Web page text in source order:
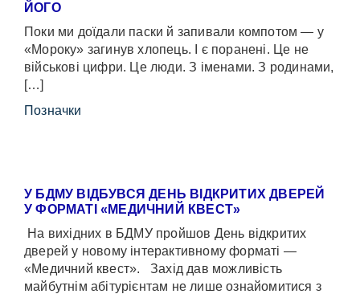
ЙОГО
Поки ми доїдали паски й запивали компотом — у
«Мороку» загинув хлопець. І є поранені. Це не
військові цифри. Це люди. З іменами. З родинами,
[…]
Позначки
У БДМУ ВІДБУВСЯ ДЕНЬ ВІДКРИТИХ ДВЕРЕЙ
У ФОРМАТІ «МЕДИЧНИЙ КВЕСТ»
На вихідних в БДМУ пройшов День відкритих
дверей у новому інтерактивному форматі —
«Медичний квест». Захід дав можливість
майбутнім абітурієнтам не лише ознайомитися з